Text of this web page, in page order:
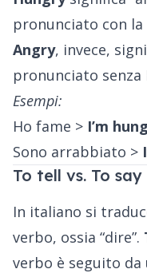
pronunciato con
Angry, invece,
pronunciato senza
Esempi:
Ho fame > I’m
Sono arrabbiato >
To tell vs. To say
In italiano si
verbo, ossia “dire”.
verbo è seguito